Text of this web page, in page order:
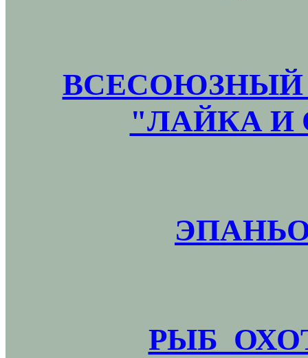
ВСЕСОЮЗНЫЙ
"ЛАЙКА И